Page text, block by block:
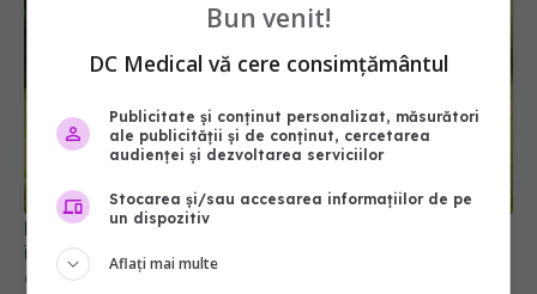
Ministerul Sănătății modifică regulile de încadrare
în grad de handicap
04 aug 2026, 10:33
Bun venit!
DC Medical vă cere consimțământul
Publicitate și conținut personalizat, măsurători
ale publicității și de conținut, cercetarea
audienței și dezvoltarea serviciilor
Stocarea și/sau accesarea informațiilor de pe
un dispozitiv
Aflați mai multe